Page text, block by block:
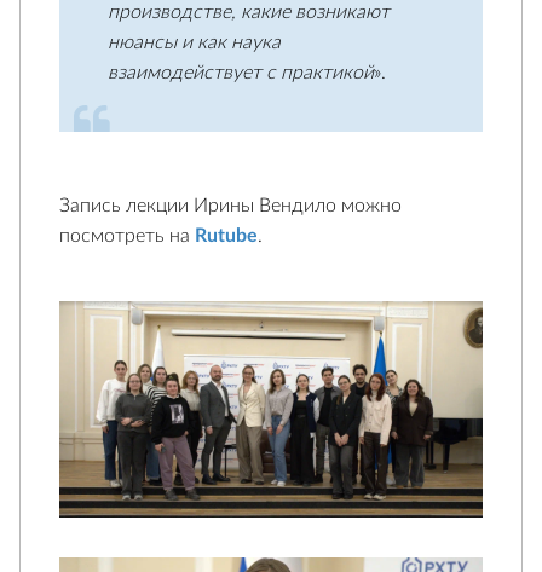
производстве, какие возникают
нюансы и как наука
взаимодействует с практикой».
Запись лекции Ирины Вендило можно
посмотреть на Rutube.